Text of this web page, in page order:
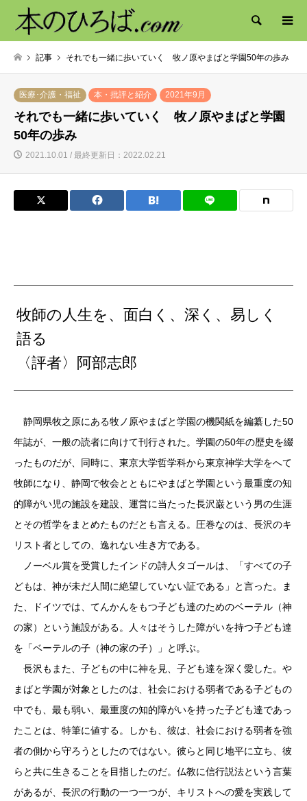
検索
記事 それでも一緒に歩いていく 牧ノ原やまばと学園50年の歩み
医療･介護・福祉 本・批評と紹介 2021年9月
それでも一緒に歩いていく 牧ノ原やまばと学園
50年の歩み
2021.10.01 / 最終更新日：2022.02.21
牧師の人生を、面白く、深く、易しく
語る
〈評者〉阿部志郎
静岡県牧之原にある牧ノ原やまばと学園の機関紙を編纂した50
年誌が、一般の読者に向けて刊行された。学園の50年の歴史を綴
ったものだが、同時に、東京大学哲学科から東京神学大学をへて
牧師になり、静岡で牧会とともにやまばと学園という最重度の知
的障がい児の施設を建設、運営に当たった長沢巌という男の生涯
とその哲学をまとめたものだとも言える。圧巻なのは、長沢のキ
リスト者としての、逸れない生き方である。
ノーベル賞を受賞したインドの詩人タゴールは、「すべての子
どもは、神が未だ人間に絶望していない証である」と言った。ま
た、ドイツでは、てんかんをもつ子ども達のためのベーテル（神
の家）という施設がある。人々はそうした障がいを持つ子ども達
を「ベーテルの子（神の家の子）」と呼ぶ。
長沢もまた、子どもの中に神を見、子ども達を深く愛した。や
まばと学園が対象としたのは、社会における弱者である子どもの
中でも、最も弱い、最重度の知的障がいを持った子ども達であっ
たことは、特筆に値する。しかも、彼は、社会における弱者を強
者の側から守ろうとしたのではない。彼らと同じ地平に立ち、彼
らと共に生きることを目指したのだ。仏教に信行説法という言葉
があるが、長沢の行動の一つ一つが、キリストへの愛を実践して